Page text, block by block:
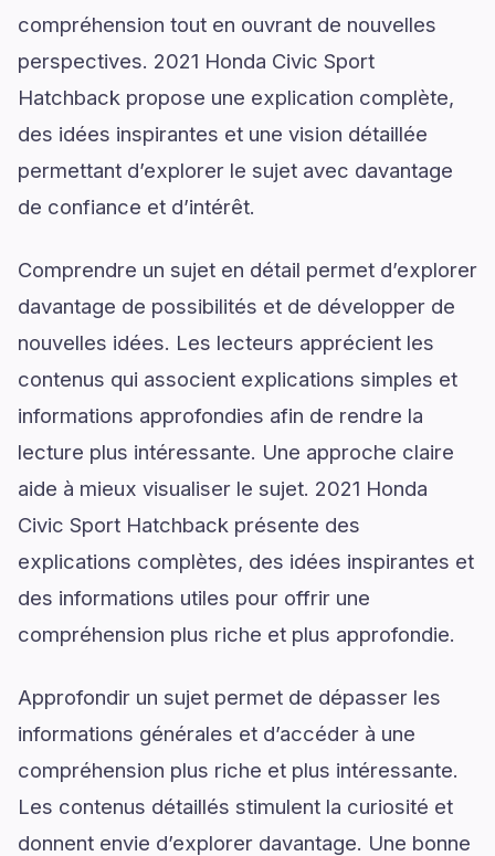
compréhension tout en ouvrant de nouvelles
perspectives. 2021 Honda Civic Sport
Hatchback propose une explication complète,
des idées inspirantes et une vision détaillée
permettant d’explorer le sujet avec davantage
de confiance et d’intérêt.
Comprendre un sujet en détail permet d’explorer
davantage de possibilités et de développer de
nouvelles idées. Les lecteurs apprécient les
contenus qui associent explications simples et
informations approfondies afin de rendre la
lecture plus intéressante. Une approche claire
aide à mieux visualiser le sujet. 2021 Honda
Civic Sport Hatchback présente des
explications complètes, des idées inspirantes et
des informations utiles pour offrir une
compréhension plus riche et plus approfondie.
Approfondir un sujet permet de dépasser les
informations générales et d’accéder à une
compréhension plus riche et plus intéressante.
Les contenus détaillés stimulent la curiosité et
donnent envie d’explorer davantage. Une bonne